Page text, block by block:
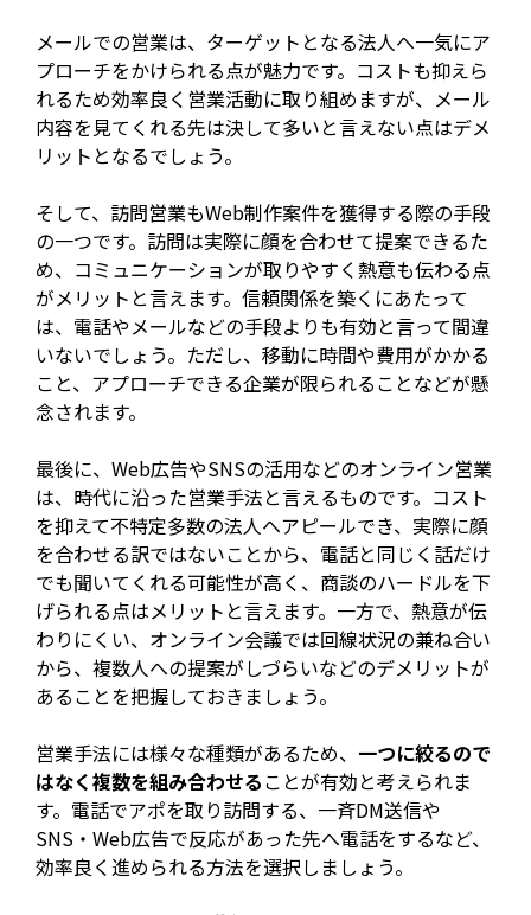
メールでの営業は、ターゲットとなる法人へ一気にア
プローチをかけられる点が魅力です。コストも抑えら
れるため効率良く営業活動に取り組めますが、メール
内容を見てくれる先は決して多いと言えない点はデメ
リットとなるでしょう。
そして、訪問営業もWeb制作案件を獲得する際の手段
の一つです。訪問は実際に顔を合わせて提案できるた
め、コミュニケーションが取りやすく熱意も伝わる点
がメリットと言えます。信頼関係を築くにあたって
は、電話やメールなどの手段よりも有効と言って間違
いないでしょう。ただし、移動に時間や費用がかかる
こと、アプローチできる企業が限られることなどが懸
念されます。
最後に、Web広告やSNSの活用などのオンライン営業
は、時代に沿った営業手法と言えるものです。コスト
を抑えて不特定多数の法人へアピールでき、実際に顔
を合わせる訳ではないことから、電話と同じく話だけ
でも聞いてくれる可能性が高く、商談のハードルを下
げられる点はメリットと言えます。一方で、熱意が伝
わりにくい、オンライン会議では回線状況の兼ね合い
から、複数人への提案がしづらいなどのデメリットが
あることを把握しておきましょう。
営業手法には様々な種類があるため、 一つに絞るので
はなく複数を組み合わせることが有効と考えられま
す。電話でアポを取り訪問する、一斉DM送信や
SNS・Web広告で反応があった先へ電話をするなど、
効率良く進められる方法を選択しましょう。